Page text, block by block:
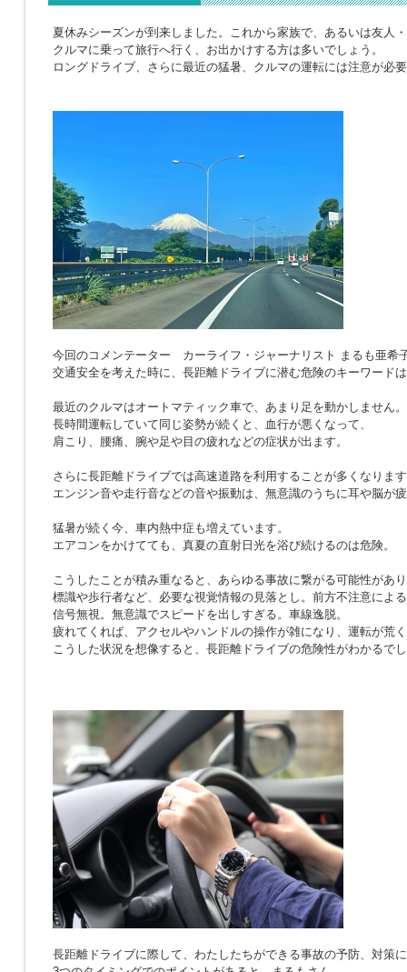
夏休みシーズンが到来しました。これから家族で、あるいは友人
クルマに乗って旅行へ行く、お出かけする方は多いでしょう。
ロングドライブ、さらに最近の猛暑、クルマの運転には注意が必
今回のコメンテーター カーライフ・ジャーナリスト まるも亜希
交通安全を考えた時に、長距離ドライブに潜む危険のキーワード
最近のクルマはオートマティック車で、あまり足を動かしません。
長時間運転していて同じ姿勢が続くと、血行が悪くなって、
肩こり、腰痛、腕や足や目の疲れなどの症状が出ます。
さらに長距離ドライブでは高速道路を利用することが多くなりま
エンジン音や走行音などの音や振動は、無意識のうちに耳や脳が
猛暑が続く今、車内熱中症も増えています。
エアコンをかけてても、真夏の直射日光を浴び続けるのは危険。
こうしたことが積み重なると、あらゆる事故に繋がる可能性があ
標識や歩行者など、必要な視覚情報の見落とし。前方不注意によ
信号無視。無意識でスピードを出しすぎる。車線逸脱。
疲れてくれば、アクセルやハンドルの操作が雑になり、運転が荒
こうした状況を想像すると、長距離ドライブの危険性がわかるで
長距離ドライブに際して、わたしたちができる事故の予防、対策